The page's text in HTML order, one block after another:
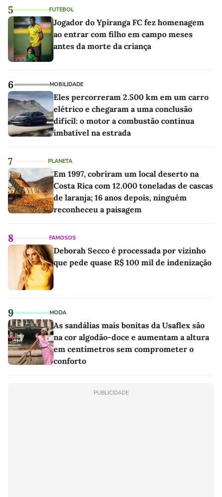
5 FUTEBOL
Jogador do Ypiranga FC fez homenagem
ao entrar com filho em campo meses
antes da morte da criança
6 MOBILIDADE
Eles percorreram 2.500 km em um carro
elétrico e chegaram a uma conclusão
difícil: o motor a combustão continua
imbatível na estrada
7 PLANETA
Em 1997, cobriram um local deserto na
Costa Rica com 12.000 toneladas de cascas
de laranja; 16 anos depois, ninguém
reconheceu a paisagem
8 FAMOSOS
Deborah Secco é processada por vizinho
que pede quase R$ 100 mil de indenização
9 MODA
As sandálias mais bonitas da Usaflex são
na cor algodão-doce e aumentam a altura
em centímetros sem comprometer o
conforto
PUBLICIDADE